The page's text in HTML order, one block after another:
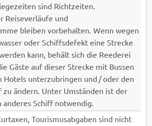
sind Richtzeiten.
Reiseverläufe und
bleiben vorbehalten. Wenn wegen
oder Schiffsdefekt eine Strecke
kann, behält sich die Reederei
Gäste auf dieser Strecke mit Bussen
Hotels unterzubringen und / oder den
zu ändern. Unter Umständen ist der
Schiff notwendig.
Tourismusabgaben sind nicht